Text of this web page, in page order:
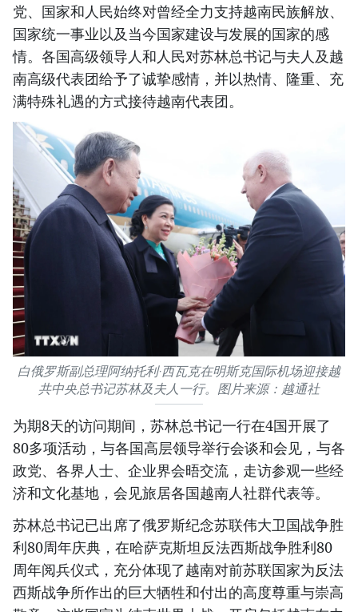
党、国家和人民始终对曾经全力支持越南民族解放、
国家统一事业以及当今国家建设与发展的国家的感
情。各国高级领导人和人民对苏林总书记与夫人及越
南高级代表团给予了诚挚感情，并以热情、隆重、充
满特殊礼遇的方式接待越南代表团。
白俄罗斯副总理阿纳托利·西瓦克在明斯克国际机场迎接越
共中央总书记苏林及夫人一行。图片来源：越通社
为期8天的访问期间，苏林总书记一行在4国开展了
80多项活动，与各国高层领导举行会谈和会见，与各
政党、各界人士、企业界会晤交流，走访参观一些经
济和文化基地，会见旅居各国越南人社群代表等。
苏林总书记已出席了俄罗斯纪念苏联伟大卫国战争胜
利80周年庆典，在哈萨克斯坦反法西斯战争胜利80
周年阅兵仪式，充分体现了越南对前苏联国家为反法
西斯战争所作出的巨大牺牲和付出的高度尊重与崇高